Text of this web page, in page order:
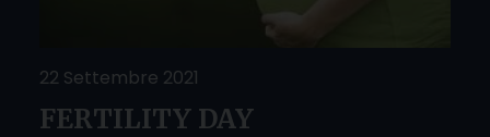
22 Settembre 2021
FERTILITY DAY